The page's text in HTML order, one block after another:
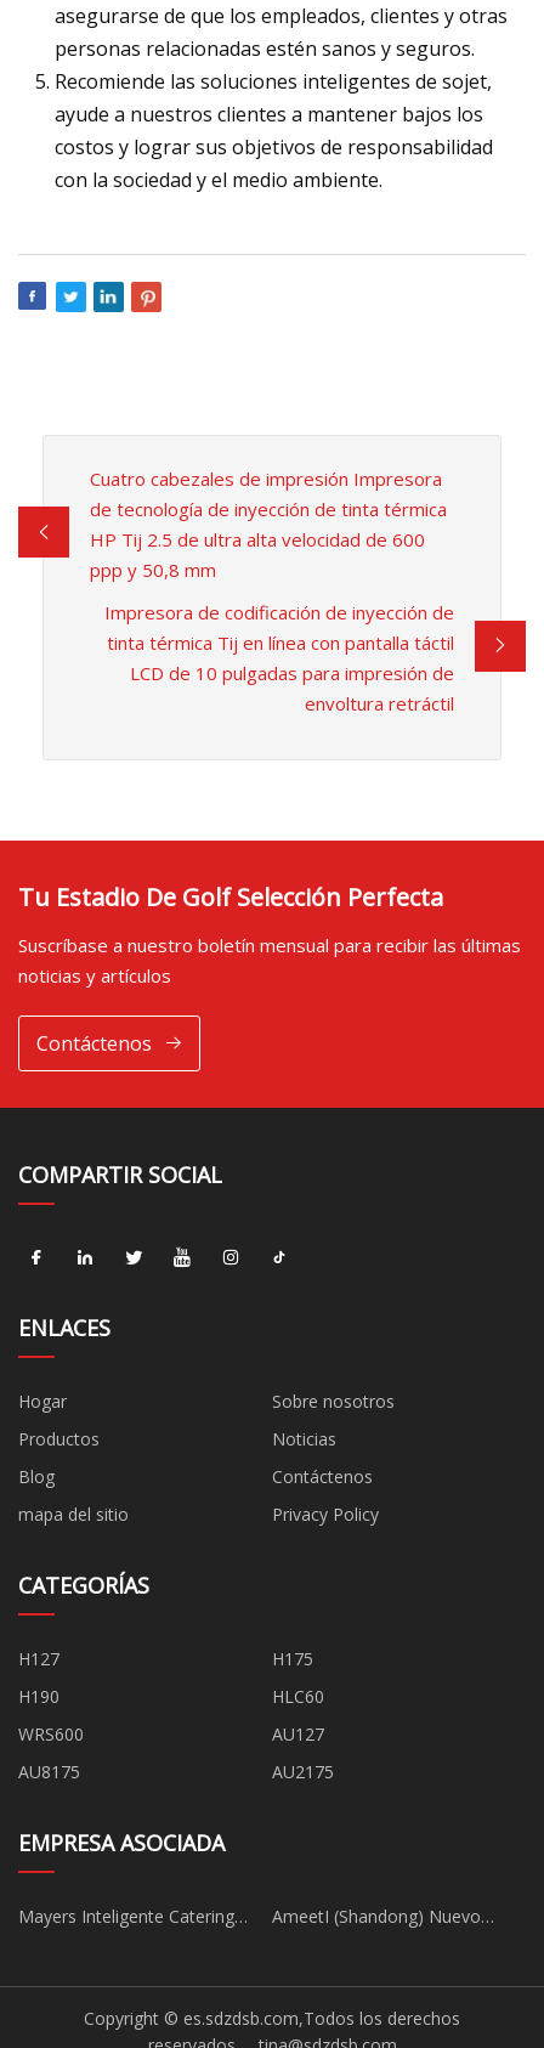
asegurarse de que los empleados, clientes y otras
personas relacionadas estén sanos y seguros.
Recomiende las soluciones inteligentes de sojet,
ayude a nuestros clientes a mantener bajos los
costos y lograr sus objetivos de responsabilidad
con la sociedad y el medio ambiente.
Cuatro cabezales de impresión Impresora
de tecnología de inyección de tinta térmica
HP Tij 2.5 de ultra alta velocidad de 600
ppp y 50,8 mm
Impresora de codificación de inyección de
tinta térmica Tij en línea con pantalla táctil
LCD de 10 pulgadas para impresión de
envoltura retráctil
Tu Estadio De Golf Selección Perfecta
Suscríbase a nuestro boletín mensual para recibir las últimas
noticias y artículos
Contáctenos
COMPARTIR SOCIAL
ENLACES
Hogar
Sobre nosotros
Productos
Noticias
Blog
Contáctenos
mapa del sitio
Privacy Policy
CATEGORÍAS
H127
H175
H190
HLC60
WRS600
AU127
AU8175
AU2175
EMPRESA ASOCIADA
Mayers Inteligente Catering
AmeetI (Shandong) Nuevo
Copyright © es.sdzdsb.com,Todos los derechos